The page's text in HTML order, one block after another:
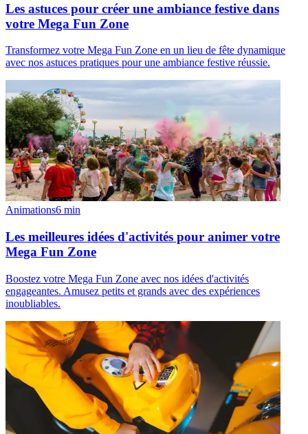
Les astuces pour créer une ambiance festive dans
votre Mega Fun Zone
Transformez votre Mega Fun Zone en un lieu de fête dynamique
avec nos astuces pratiques pour une ambiance festive réussie.
Animations6 min
Les meilleures idées d'activités pour animer votre
Mega Fun Zone
Boostez votre Mega Fun Zone avec nos idées d'activités
engageantes. Amusez petits et grands avec des expériences
inoubliables.